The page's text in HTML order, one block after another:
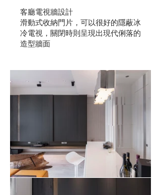
客廳電視牆設計
滑動式收納門片，可以很好的隱蔽冰
冷電視，關閉時則呈現出現代俐落的
造型牆面